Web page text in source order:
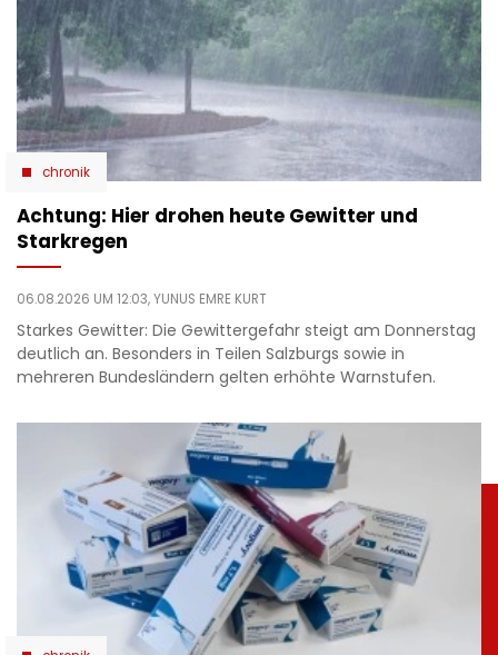
chronik
Achtung: Hier drohen heute Gewitter und
Starkregen
06.08.2026 UM 12:03,YUNUS EMRE KURT
Starkes Gewitter: Die Gewittergefahr steigt am Donnerstag
deutlich an. Besonders in Teilen Salzburgs sowie in
mehreren Bundesländern gelten erhöhte Warnstufen.